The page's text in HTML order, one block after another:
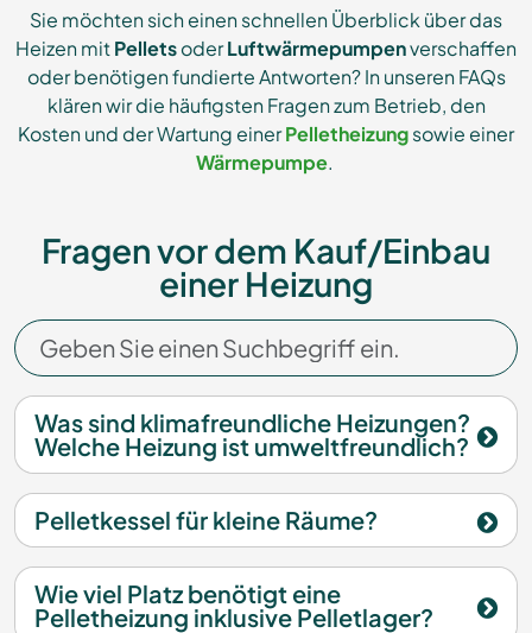
Sie möchten sich einen schnellen Überblick über das
Heizen mitPelletsoderLuftwärmepumpenverschaffen
oder benötigen fundierte Antworten? In unseren FAQs
klären wir die häufigsten Fragen zum Betrieb, den
Kosten und der Wartung einerPelletheizungsowie einer
Wärmepumpe.
Fragen vor dem Kauf/Einbau
einer Heizung
Was sind klimafreundliche Heizungen?
Welche Heizung ist umweltfreundlich?
Pelletkessel für kleine Räume?
Wie viel Platz benötigt eine
Pelletheizung inklusive Pelletlager?